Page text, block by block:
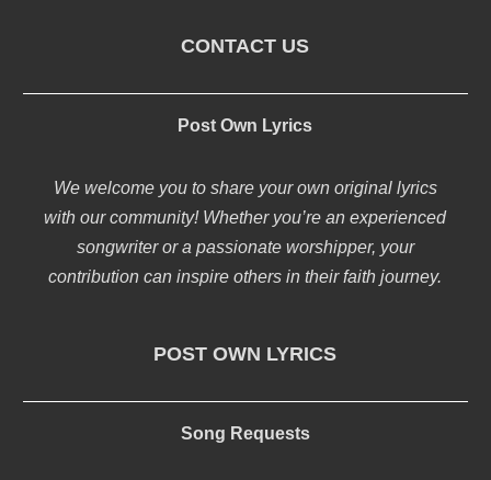
CONTACT US
Post Own Lyrics
We welcome you to share your own original lyrics
with our community! Whether you’re an experienced
songwriter or a passionate worshipper, your
contribution can inspire others in their faith journey.
POST OWN LYRICS
Song Requests